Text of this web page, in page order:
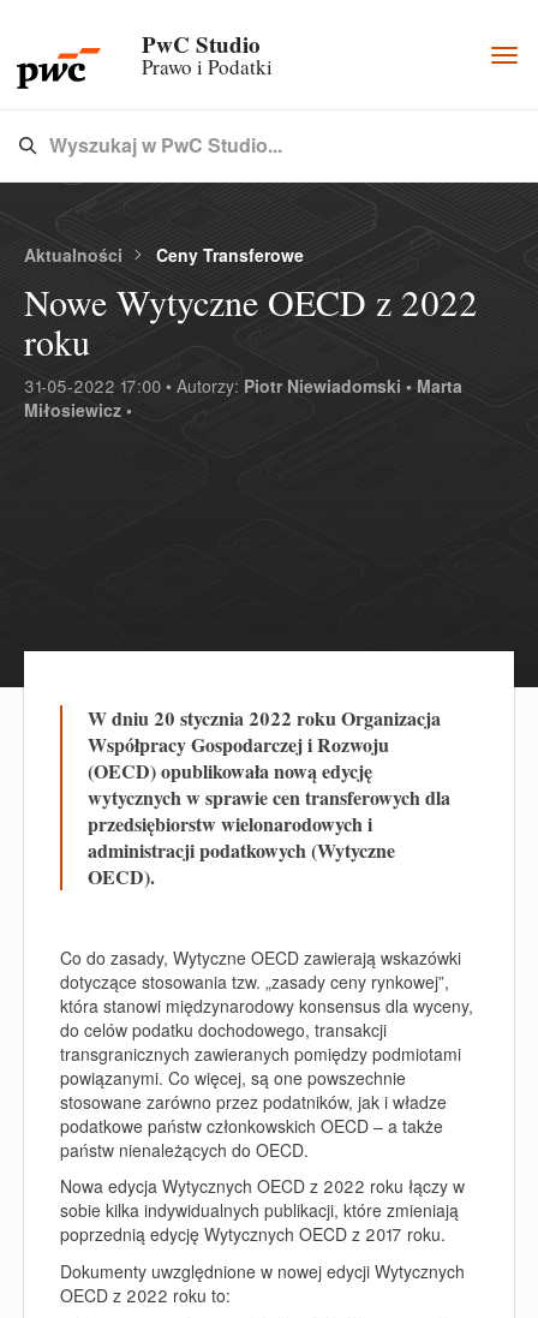
PwC Studio
Prawo i Podatki
Type 3 or more characters for results.
Wyszukaj w PwC Studio...
Aktualności Ceny Transferowe
Nowe Wytyczne OECD z 2022
roku
31-05-2022 17:00 • Autorzy: Piotr Niewiadomski • Marta
Miłosiewicz •
W dniu 20 stycznia 2022 roku Organizacja
Współpracy Gospodarczej i Rozwoju
(OECD) opublikowała nową edycję
wytycznych w sprawie cen transferowych dla
przedsiębiorstw wielonarodowych i
administracji podatkowych (Wytyczne
OECD).
Co do zasady, Wytyczne OECD zawierają wskazówki
dotyczące stosowania tzw. „zasady ceny rynkowej”,
która stanowi międzynarodowy konsensus dla wyceny,
do celów podatku dochodowego, transakcji
transgranicznych zawieranych pomiędzy podmiotami
powiązanymi. Co więcej, są one powszechnie
stosowane zarówno przez podatników, jak i władze
podatkowe państw członkowskich OECD – a także
państw nienależących do OECD.
Nowa edycja Wytycznych OECD z 2022 roku łączy w
sobie kilka indywidualnych publikacji, które zmieniają
poprzednią edycję Wytycznych OECD z 2017 roku.
Dokumenty uwzględnione w nowej edycji Wytycznych
OECD z 2022 roku to: